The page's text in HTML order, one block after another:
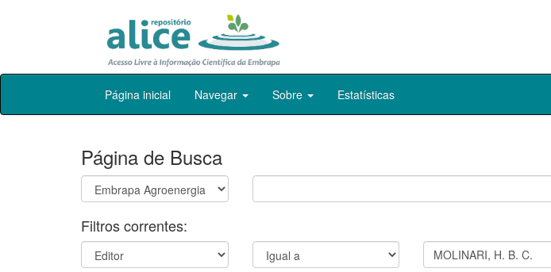
Skip
Página inicial Navegar Sobre Estatísticas
Página de Busca
Filtros correntes: